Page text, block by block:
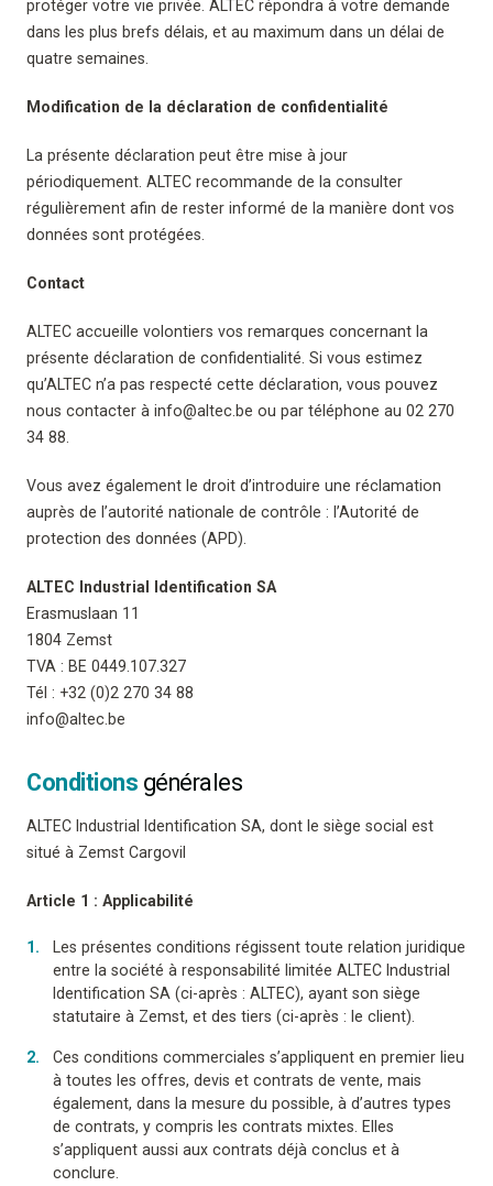
protéger votre vie privée. ALTEC répondra à votre demande
dans les plus brefs délais, et au maximum dans un délai de
quatre semaines.
Modification de la déclaration de confidentialité
La présente déclaration peut être mise à jour
périodiquement. ALTEC recommande de la consulter
régulièrement afin de rester informé de la manière dont vos
données sont protégées.
Contact
ALTEC accueille volontiers vos remarques concernant la
présente déclaration de confidentialité. Si vous estimez
qu’ALTEC n’a pas respecté cette déclaration, vous pouvez
nous contacter à info@altec.be ou par téléphone au 02 270
34 88.
Vous avez également le droit d’introduire une réclamation
auprès de l’autorité nationale de contrôle : l’Autorité de
protection des données (APD).
ALTEC Industrial Identification SA
Erasmuslaan 11
1804 Zemst
TVA : BE 0449.107.327
Tél : +32 (0)2 270 34 88
info@altec.be
Conditions générales
ALTEC Industrial Identification SA, dont le siège social est
situé à Zemst Cargovil
Article 1 : Applicabilité
Les présentes conditions régissent toute relation juridique
entre la société à responsabilité limitée ALTEC Industrial
Identification SA (ci-après : ALTEC), ayant son siège
statutaire à Zemst, et des tiers (ci-après : le client).
Ces conditions commerciales s’appliquent en premier lieu
à toutes les offres, devis et contrats de vente, mais
également, dans la mesure du possible, à d’autres types
de contrats, y compris les contrats mixtes. Elles
s’appliquent aussi aux contrats déjà conclus et à
conclure.